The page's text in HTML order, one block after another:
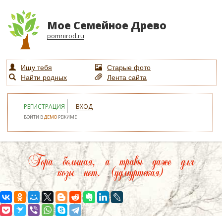
Мое Семейное Древо
pomnirod.ru
Ищу тебя
Старые фото
Найти родных
Лента сайта
РЕГИСТРАЦИЯ ВХОД
ВОЙТИ ВДЕМО РЕЖИМЕ
Гора большая, а травы даже для
козы нет. (удмуртская)